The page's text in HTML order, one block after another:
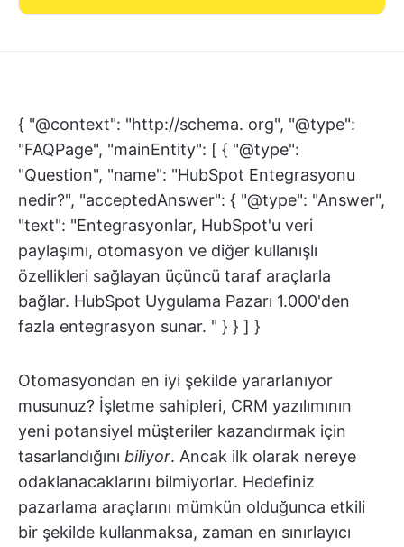
{ "@context": "http://schema. org", "@type":
"FAQPage", "mainEntity": [ { "@type":
"Question", "name": "HubSpot Entegrasyonu
nedir?", "acceptedAnswer": { "@type": "Answer",
"text": "Entegrasyonlar, HubSpot'u veri
paylaşımı, otomasyon ve diğer kullanışlı
özellikleri sağlayan üçüncü taraf araçlarla
bağlar. HubSpot Uygulama Pazarı 1.000'den
fazla entegrasyon sunar. " } } ] }
Otomasyondan en iyi şekilde yararlanıyor
musunuz? İşletme sahipleri, CRM yazılımının
yeni potansiyel müşteriler kazandırmak için
tasarlandığını biliyor. Ancak ilk olarak nereye
odaklanacaklarını bilmiyorlar. Hedefiniz
pazarlama araçlarını mümkün olduğunca etkili
bir şekilde kullanmaksa, zaman en sınırlayıcı